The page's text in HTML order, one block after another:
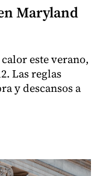
Maryland
este verano,
Las reglas
y descansos a